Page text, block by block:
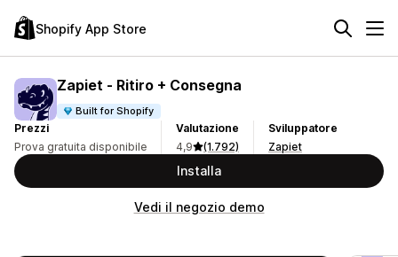
Shopify App Store
Zapiet ‑ Ritiro + Consegna
Built for Shopify
Prezzi
Prova gratuita disponibile
Valutazione
4,9
(1.792)
Sviluppatore
Zapiet
Installa
Vedi il negozio demo